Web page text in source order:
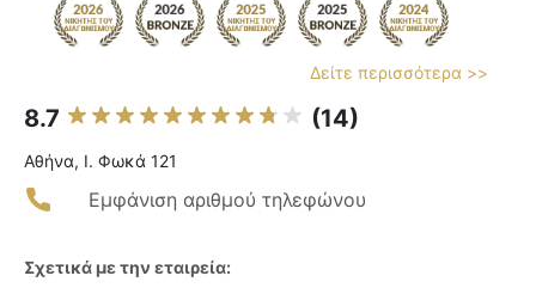
Δείτε περισσότερα >>
8.7 (14)
Αθήνα, Ι. Φωκά 121
Εμφάνιση αριθμού τηλεφώνου
Σχετικά με την εταιρεία: